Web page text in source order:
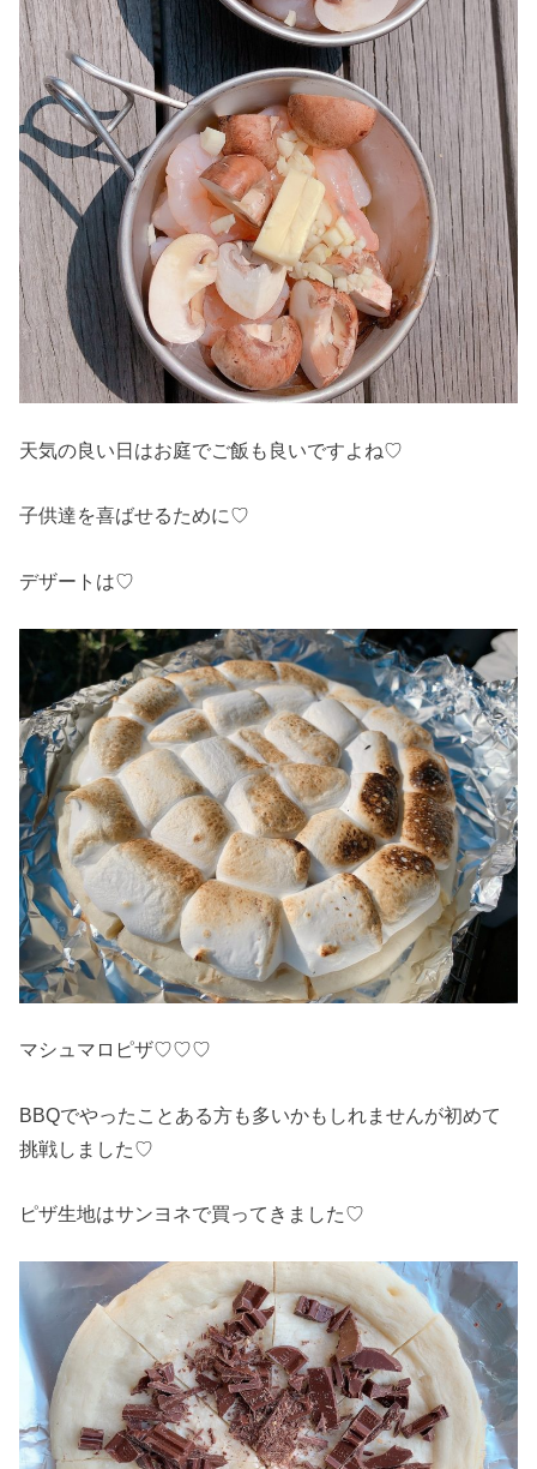
天気の良い日はお庭でご飯も良いですよね♡
子供達を喜ばせるために♡
デザートは♡
マシュマロピザ♡♡♡
BBQでやったことある方も多いかもしれませんが初めて
挑戦しました♡
ピザ生地はサンヨネで買ってきました♡